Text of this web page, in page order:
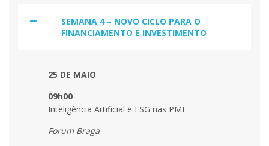
SEMANA 4 – NOVO CICLO PARA O
FINANCIAMENTO E INVESTIMENTO
25 DE MAIO
09h00
Inteligência Artificial e ESG nas PME
Forum Braga